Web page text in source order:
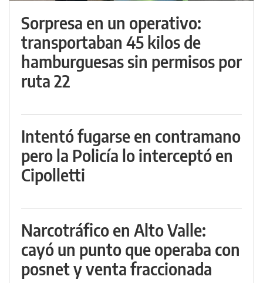
Sorpresa en un operativo:
transportaban 45 kilos de
hamburguesas sin permisos por
ruta 22
Intentó fugarse en contramano
pero la Policía lo interceptó en
Cipolletti
Narcotráfico en Alto Valle:
cayó un punto que operaba con
posnet y venta fraccionada